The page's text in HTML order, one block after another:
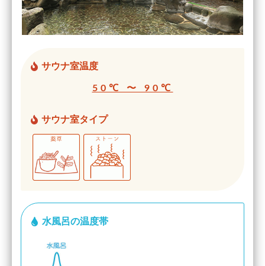
サウナ室温度
50℃ 〜 90℃
サウナ室タイプ
水風呂の温度帯